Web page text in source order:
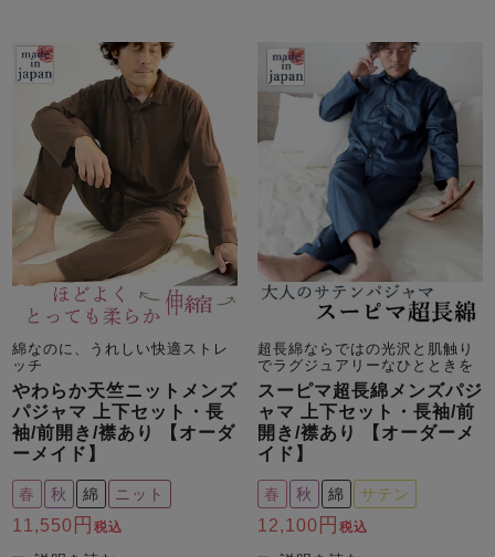
綿なのに、うれしい快適ストレ
ッチ
やわらか天竺ニットメンズ
パジャマ 上下セット・長
袖/前開き/襟あり 【オーダ
ーメイド】
春 秋 綿 ニット
11,550 税込
超長綿ならではの光沢と肌触り
でラグジュアリーなひとときを
スーピマ超長綿メンズパジ
ャマ 上下セット・長袖/前
開き/襟あり 【オーダーメ
イド】
春 秋 綿 サテン
12,100 税込